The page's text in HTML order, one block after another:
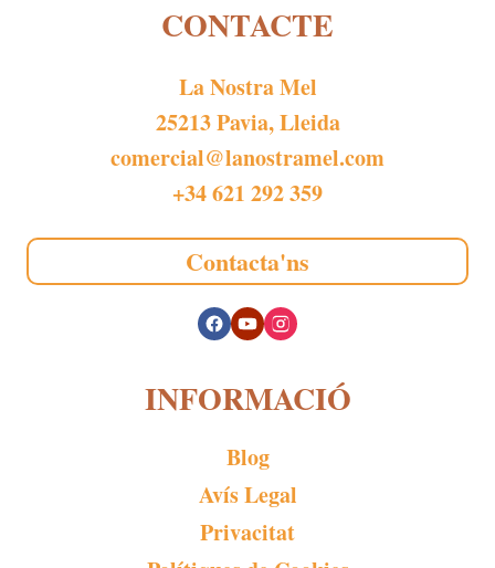
CONTACTE
La Nostra Mel
25213 Pavia, Lleida
comercial@lanostramel.com
+34 621 292 359
Contacta'ns
INFORMACIÓ
Blog
Avís Legal
Privacitat